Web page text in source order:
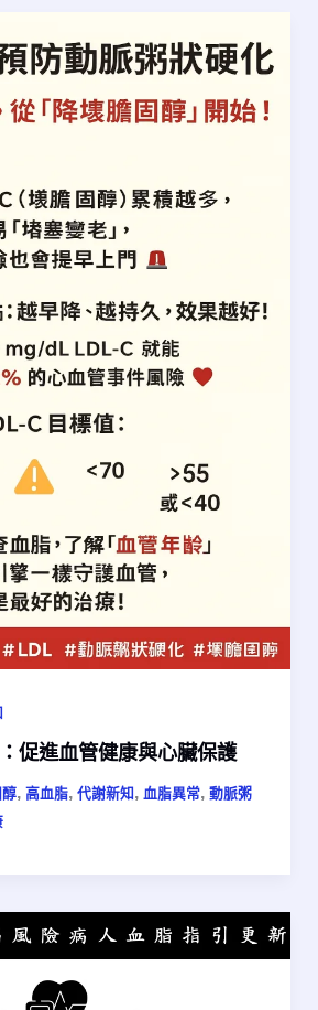
促進血管健康與心臟保護
, 高血脂, 代謝新知, 血脂異常, 動脈粥